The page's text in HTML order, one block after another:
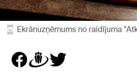
Ekrānuzņēmums no raidījuma